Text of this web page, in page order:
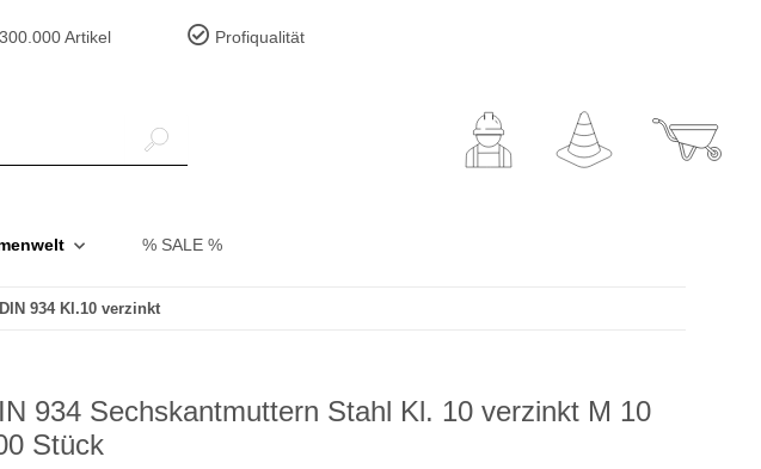
Artikel Profiqualität
% SALE %
934 Kl.10 verzinkt
934 Sechskantmuttern Stahl Kl. 10 verzinkt M 10
Stück